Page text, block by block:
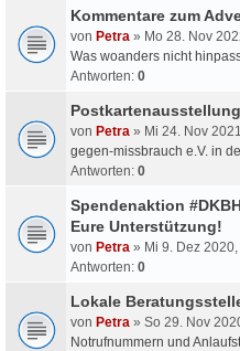
Kommentare zum
von Petra » Mo 28. Nov
Was woanders nicht
Antworten: 0
von Petra » Mi 24. Nov
gegen-missbrauch e.V. in
Antworten: 0
Spendenaktion
Eure Unterstützung!
von Petra » Mi 9. Dez
Antworten: 0
Lokale
von Petra » So 29. Nov
Notrufnummern und